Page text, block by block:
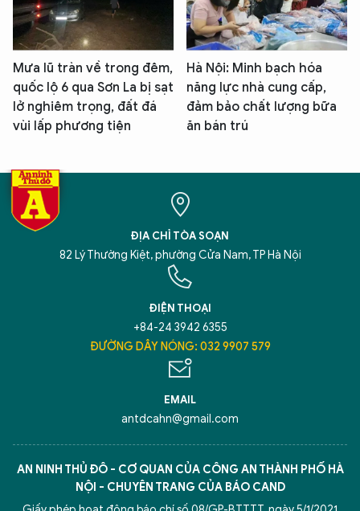
Mưa lũ tràn về trong đêm,
quốc lộ 6 qua Sơn La bị sạt
lở nghiêm trọng, đất đá
vùi lấp phương tiện
Hà Nội: Minh bạch hóa
năng lực nhà cung cấp,
đảm bảo chất lượng bữa
ăn bán trú
ĐỊA CHỈ TÒA SOẠN
82 Lý Thường Kiệt, phường Cửa Nam, TP Hà Nội
ĐIỆN THOẠI
+84-24 3942 6355
ĐƯỜNG DÂY NÓNG: 032 9907 579
EMAIL
antdcahn@gmail.com
AN NINH THỦ ĐÔ - CƠ QUAN CỦA CÔNG AN THÀNH PHỐ HÀ
NỘI - CHUYÊN TRANG CỦA BÁO CAND